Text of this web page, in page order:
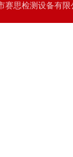
赛思检测设备